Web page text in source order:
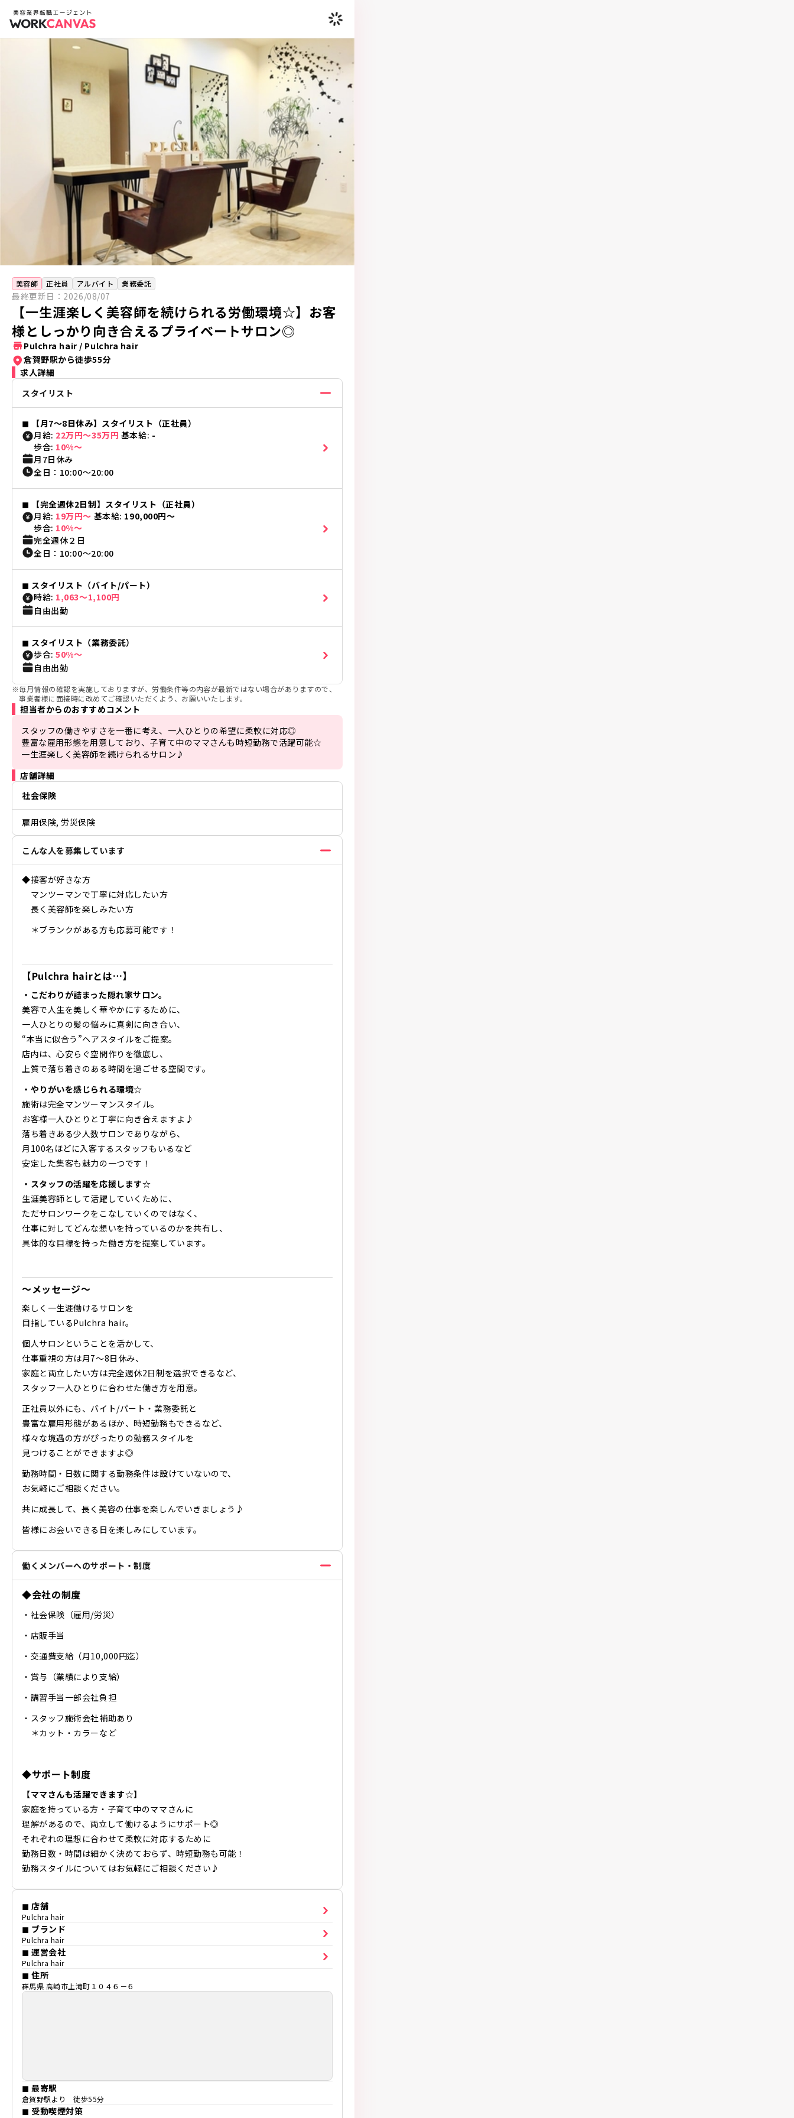
美容師 正社員 アルバイト 業務委託
最終更新日： 2026/08/07
【一生涯楽しく美容師を続けられる労働環境☆】お客
様としっかり向き合えるプライベートサロン◎
Pulchra hair / Pulchra hair
倉賀野駅から徒歩55分
求人詳細
スタイリスト
◼︎
【月7〜8日休み】スタイリスト（正社員）
月給: 22万円〜35万円 基本給: -
歩合: 10%〜
月7日休み
全日 ： 10:00〜20:00
◼︎
【完全週休2日制】スタイリスト（正社員）
月給: 19万円〜 基本給: 190,000円〜
歩合: 10%〜
完全週休２日
全日 ： 10:00〜20:00
◼︎ スタイリスト（バイト/パート）
時給: 1,063〜1,100円
自由出勤
◼︎ スタイリスト（業務委託）
歩合: 50%〜
自由出勤
※毎月情報の確認を実施しておりますが、労働条件等の内容が最新ではない場合がありますので、
事業者様に面接時に改めてご確認いただくよう、お願いいたします。
担当者からのおすすめコメント
スタッフの働きやすさを一番に考え、一人ひとりの希望に柔軟に対応◎
豊富な雇用形態を用意しており、子育て中のママさんも時短勤務で活躍可能☆
一生涯楽しく美容師を続けられるサロン♪
店舗詳細
社会保険
雇用保険, 労災保険
こんな人を募集しています
◆接客が好きな方
マンツーマンで丁寧に対応したい方
長く美容師を楽しみたい方
＊ブランクがある方も応募可能です！
【Pulchra hairとは…】
・こだわりが詰まった隠れ家サロン。
美容で人生を美しく華やかにするために、
一人ひとりの髪の悩みに真剣に向き合い、
“本当に似合う”ヘアスタイルをご提案。
店内は、心安らぐ空間作りを徹底し、
上質で落ち着きのある時間を過ごせる空間です。
・やりがいを感じられる環境☆
施術は完全マンツーマンスタイル。
お客様一人ひとりと丁寧に向き合えますよ♪
落ち着きある少人数サロンでありながら、
月100名ほどに入客するスタッフもいるなど
安定した集客も魅力の一つです！
・スタッフの活躍を応援します☆
生涯美容師として活躍していくために、
ただサロンワークをこなしていくのではなく、
仕事に対してどんな想いを持っているのかを共有し、
具体的な目標を持った働き方を提案しています。
～メッセージ～
楽しく一生涯働けるサロンを
目指しているPulchra hair。
個人サロンということを活かして、
仕事重視の方は月7〜8日休み、
家庭と両立したい方は完全週休2日制を選択できるなど、
スタッフ一人ひとりに合わせた働き方を用意。
正社員以外にも、バイト/パート・業務委託と
豊富な雇用形態があるほか、時短勤務もできるなど、
様々な境遇の方がぴったりの勤務スタイルを
見つけることができますよ◎
勤務時間・日数に関する勤務条件は設けていないので、
お気軽にご相談ください。
共に成長して、長く美容の仕事を楽しんでいきましょう♪
皆様にお会いできる日を楽しみにしています。
働くメンバーへのサポート・制度
◆会社の制度
・社会保険（雇用/労災）
・店販手当
・交通費支給（月10,000円迄）
・賞与（業績により支給）
・講習手当一部会社負担
・スタッフ施術会社補助あり
＊カット・カラーなど
◆サポート制度
【ママさんも活躍できます☆】
家庭を持っている方・子育て中のママさんに
理解があるので、両立して働けるようにサポート◎
それぞれの理想に合わせて柔軟に対応するために
勤務日数・時間は細かく決めておらず、時短勤務も可能！
勤務スタイルについてはお気軽にご相談ください♪
◼ 店舗
Pulchra hair
◼ ブランド
Pulchra hair
◼ 運営会社
Pulchra hair
◼ 住所
群馬県 高崎市上滝町１０４６－６
◼ 最寄駅
倉賀野駅より 徒歩55分
◼ 受動喫煙対策